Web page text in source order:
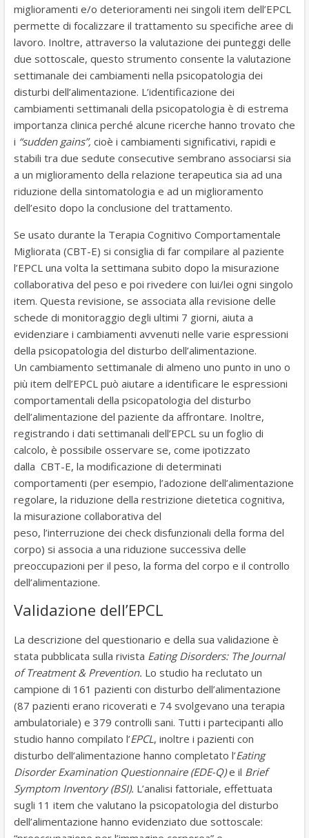
miglioramenti e/o deterioramenti nei singoli item dell’EPCL
permette di focalizzare il trattamento su specifiche aree di
lavoro. Inoltre, attraverso la valutazione dei punteggi delle
due sottoscale, questo strumento consente la valutazione
settimanale dei cambiamenti nella psicopatologia dei
disturbi dell’alimentazione. L’identificazione dei
cambiamenti settimanali della psicopatologia è di estrema
importanza clinica perché alcune ricerche hanno trovato che
i “sudden gains”, cioè i cambiamenti significativi, rapidi e
stabili tra due sedute consecutive sembrano associarsi sia
a un miglioramento della relazione terapeutica sia ad una
riduzione della sintomatologia e ad un miglioramento
dell’esito dopo la conclusione del trattamento.
Se usato durante la Terapia Cognitivo Comportamentale
Migliorata (CBT-E) si consiglia di far compilare al paziente
l’EPCL una volta la settimana subito dopo la misurazione
collaborativa del peso e poi rivedere con lui/lei ogni singolo
item. Questa revisione, se associata alla revisione delle
schede di monitoraggio degli ultimi 7 giorni, aiuta a
evidenziare i cambiamenti avvenuti nelle varie espressioni
della psicopatologia del disturbo dell’alimentazione.
Un cambiamento settimanale di almeno uno punto in uno o
più item dell’EPCL può aiutare a identificare le espressioni
comportamentali della psicopatologia del disturbo
dell’alimentazione del paziente da affrontare. Inoltre,
registrando i dati settimanali dell’EPCL su un foglio di
calcolo, è possibile osservare se, come ipotizzato
dalla CBT-E, la modificazione di determinati
comportamenti (per esempio, l’adozione dell’alimentazione
regolare, la riduzione della restrizione dietetica cognitiva,
la misurazione collaborativa del
peso, l’interruzione dei check disfunzionali della forma del
corpo) si associa a una riduzione successiva delle
preoccupazioni per il peso, la forma del corpo e il controllo
dell’alimentazione.
Validazione dell’EPCL
La descrizione del questionario e della sua validazione è
stata pubblicata sulla rivista Eating Disorders: The Journal
of Treatment & Prevention. Lo studio ha reclutato un
campione di 161 pazienti con disturbo dell’alimentazione
(87 pazienti erano ricoverati e 74 svolgevano una terapia
ambulatoriale) e 379 controlli sani. Tutti i partecipanti allo
studio hanno compilato l’EPCL, inoltre i pazienti con
disturbo dell’alimentazione hanno completato l’Eating
Disorder Examination Questionnaire (EDE-Q)e il Brief
Symptom Inventory (BSI). L’analisi fattoriale, effettuata
sugli 11 item che valutano la psicopatologia del disturbo
dell’alimentazione hanno evidenziato due sottoscale: